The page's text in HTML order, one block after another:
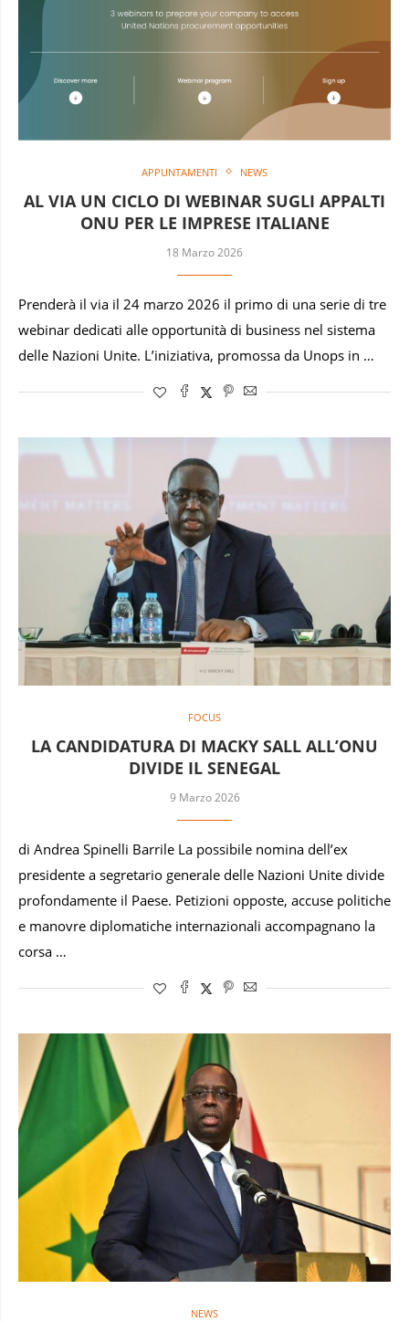
APPUNTAMENTI NEWS
AL VIA UN CICLO DI WEBINAR SUGLI APPALTI
ONU PER LE IMPRESE ITALIANE
18 Marzo 2026
Prenderà il via il 24 marzo 2026 il primo di una serie di tre
webinar dedicati alle opportunità di business nel sistema
delle Nazioni Unite. L’iniziativa, promossa da Unops in …
FOCUS
LA CANDIDATURA DI MACKY SALL ALL’ONU
DIVIDE IL SENEGAL
9 Marzo 2026
di Andrea Spinelli Barrile La possibile nomina dell’ex
presidente a segretario generale delle Nazioni Unite divide
profondamente il Paese. Petizioni opposte, accuse politiche
e manovre diplomatiche internazionali accompagnano la
corsa …
NEWS